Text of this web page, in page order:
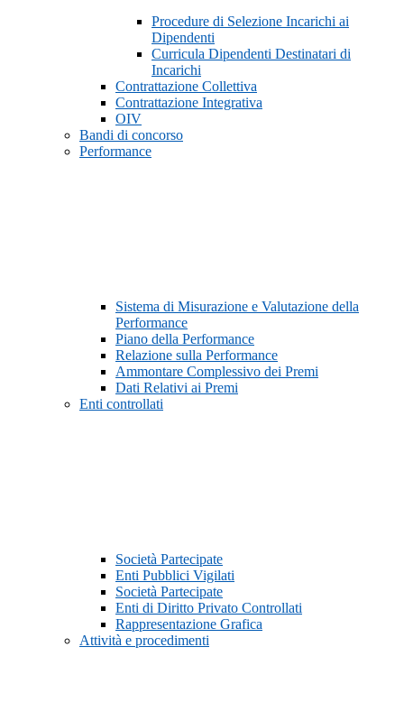
Procedure di Selezione Incarichi ai
Dipendenti
Curricula Dipendenti Destinatari di
Incarichi
Contrattazione Collettiva
Contrattazione Integrativa
OIV
Bandi di concorso
Performance
Sistema di Misurazione e Valutazione della
Performance
Piano della Performance
Relazione sulla Performance
Ammontare Complessivo dei Premi
Dati Relativi ai Premi
Enti controllati
Società Partecipate
Enti Pubblici Vigilati
Società Partecipate
Enti di Diritto Privato Controllati
Rappresentazione Grafica
Attività e procedimenti